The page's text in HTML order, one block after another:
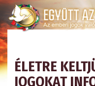
ÉLETRE
JOGOKAT